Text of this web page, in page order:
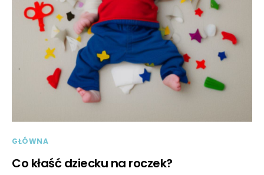
GŁÓWNA
Co kłaść dziecku na roczek?